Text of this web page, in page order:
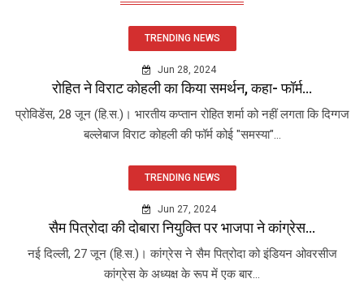
TRENDING NEWS
Jun 28, 2024
रोहित ने विराट कोहली का किया समर्थन, कहा- फॉर्म...
प्रोविडेंस, 28 जून (हि.स.)। भारतीय कप्तान रोहित शर्मा को नहीं लगता कि दिग्गज
बल्लेबाज विराट कोहली की फॉर्म कोई "समस्या"...
TRENDING NEWS
Jun 27, 2024
सैम पित्रोदा की दोबारा नियुक्ति पर भाजपा ने कांग्रेस...
नई दिल्ली, 27 जून (हि.स.)। कांग्रेस ने सैम पित्रोदा को इंडियन ओवरसीज
कांग्रेस के अध्यक्ष के रूप में एक बार...